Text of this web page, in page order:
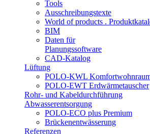
Tools
Ausschreibungstexte
World of products .
BIM
Daten für
Planungssoftware
CAD-Katalog
Lüftung
POLO-KWL
POLO-EWT Erdwärmetauscher
Rohr- und Kabeldurchführung
Abwasserentsorgung
POLO-ECO plus Premium
Brückenentwässerung
Referenzen